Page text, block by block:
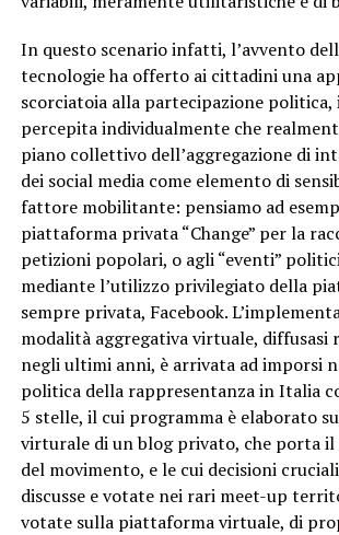
In questo scenario infatti, l’avvento
tecnologie ha offerto ai cittadini una
scorciatoia alla partecipazione politica,
percepita individualmente che
piano collettivo dell’aggregazione di
dei social media come elemento di
fattore mobilitante: pensiamo ad
piattaforma privata “Change” per la
petizioni popolari, o agli “eventi”
mediante l’utilizzo privilegiato della
sempre privata, Facebook.
modalità aggregativa virtuale, diffusasi
negli ultimi anni, è arrivata ad imporsi
politica della rappresentanza in Italia
5 stelle, il cui programma è elaborato
virturale di un blog privato, che porta il
del movimento, e le cui decisioni
discusse e votate nei rari meet-up
votate sulla piattaforma virtuale, di